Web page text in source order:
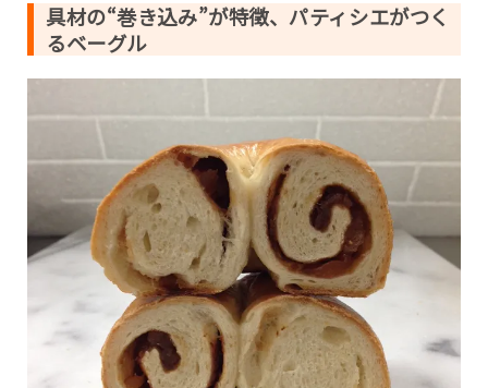
具材の“巻き込み”が特徴、パティシエがつく
るベーグル